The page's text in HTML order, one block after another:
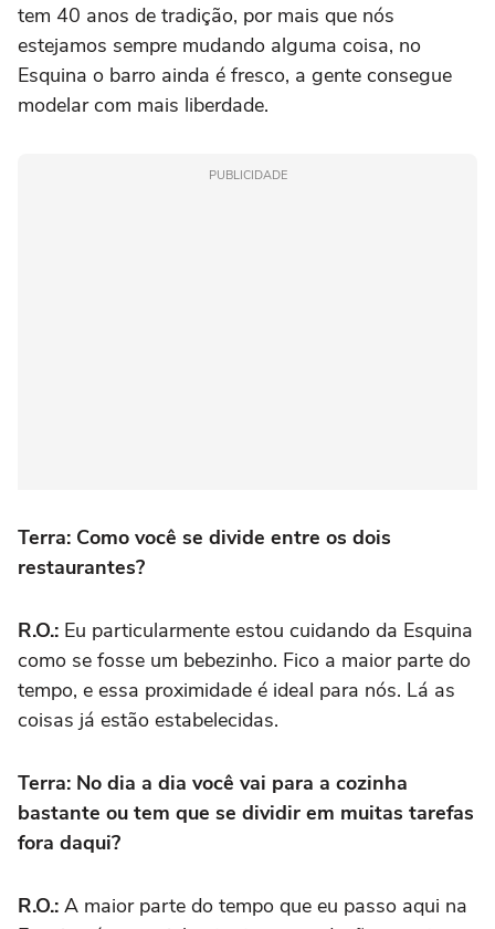
tem 40 anos de tradição, por mais que nós
estejamos sempre mudando alguma coisa, no
Esquina o barro ainda é fresco, a gente consegue
modelar com mais liberdade.
PUBLICIDADE
Terra: Como você se divide entre os dois
restaurantes?
R.O.: Eu particularmente estou cuidando da Esquina
como se fosse um bebezinho. Fico a maior parte do
tempo, e essa proximidade é ideal para nós. Lá as
coisas já estão estabelecidas.
Terra: No dia a dia você vai para a cozinha
bastante ou tem que se dividir em muitas tarefas
fora daqui?
R.O.: A maior parte do tempo que eu passo aqui na